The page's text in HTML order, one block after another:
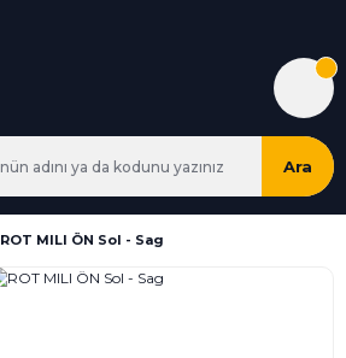
Ara
ROT MILI ÖN Sol - Sag